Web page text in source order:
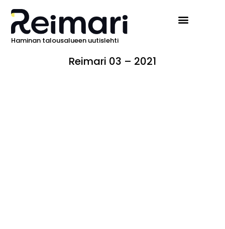
Haminan talousalueen uutislehti
Reimari 03 – 2021